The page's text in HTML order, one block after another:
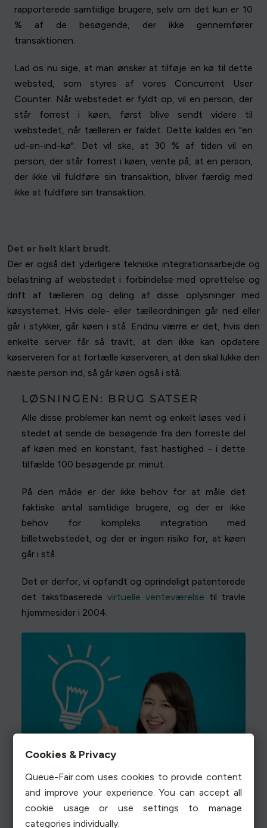
rapporterede samtidige brugere, selv om det kun er 10
% af de besøgende, der ikke gennemfører
transaktionen.
Lad os nu sige, at man ønsker at tilføje en kø til dette
websted, som styres af vores Concurrent User
Counter. Når webstedet er fyldt op, vil en person, der
står forrest i køen, først blive sendt videre til
webstedet, når tælleren er faldet. Dette kaldes en "en
ud-en-ind-kø". Det vil ske, at 30 % af tiden vil en
person, der står forrest i køen, vente på, at en person,
der ikke vil fuldføre sin transaktion, bliver færdig med
ikke at fuldføre sin transaktion.
Det er helt klart brudt.
Der er også det yderligere tekniske integrationsarbejde og
belastning af webstedet i forbindelse med oprettelse og
drift af tælleren og deling af disse oplysninger med
køsystemet. Hvis dele- eller tælleordningen går ned eller
går i stykker, går køen i stå. Endnu værre er det, hvis den
enkelte server får så travlt, at den ikke kan opdatere
køserveren for at fortælle køserveren, at den skal lukke den
næste person ind, så går køen også i stå.
LØSNINGEN: BRUG SATSER
Alle disse problemer kan nemt og enkelt løses ved i
stedet at sende de besøgende fra den forreste del
af køen med en konstant, fast hastighed - i dette
tilfælde 100 besøgende pr. minut.
På den måde er der ikke behov for at måle det
faktiske antal samtidige brugere, og der er ikke
behov for kompleks integration med
billetwebstedet, og der er ingen risiko for, at køen
går i stå.
Det er derfor, vi opfandt og oprindeligt patenterede
det takstbaserede virtuelle venteværelse til travle
hjemmesider i 2004.
Cookies & Privacy
Queue-Fair.com uses cookies to provide content
and improve your experience. You can accept all
cookie usage or use settings to manage
categories individually.